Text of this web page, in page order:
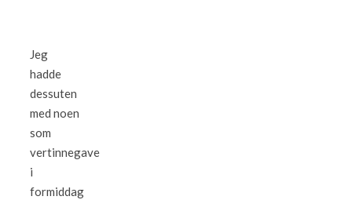
Jeg
hadde
dessuten
med noen
som
vertinnegave
i
formiddag